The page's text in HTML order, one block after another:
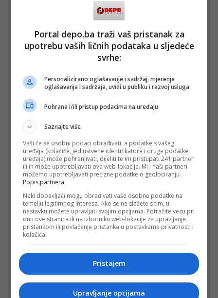
Portal depo.ba traži vaš pristanak za
upotrebu vaših ličnih podataka u sljedeće
svrhe:
Personalizirano oglašavanje i sadržaj, mjerenje
oglašavanja i sadržaja, uvidi u publiku i razvoj usluga
Pohrana i/ili pristup podacima na uređaju
Saznajte više
Vaši će se osobni podaci obrađivati, a podatke s vašeg
uređaja (kolačiće, jedinstvene identifikatore i druge podatke
uređaja) može pohranjivati, dijeliti te im pristupati 241 partner
ili ih može upotrebljavati ova web-lokacija. Mi i naši partneri
možemo upotrebljavati precizne podatke o geolociranju.
Popis partnera.
Neki dobavljači mogu obrađivati vaše osobne podatke na
temelju legitimnog interesa. Ako se ne slažete s tim, u
nastavku možete upravljati svojim opcijama. Potražite vezu pri
dnu ove stranice ili na izborniku web-lokacije za upravljanje
pristankom ili povlačenje pristanka u postavkama privatnosti i
kolačića.
Pristajem
Upravljanje opcijama